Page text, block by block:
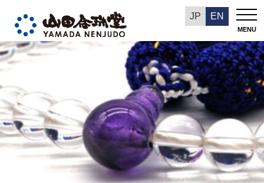
JP EN
MENU
今週の推奨品